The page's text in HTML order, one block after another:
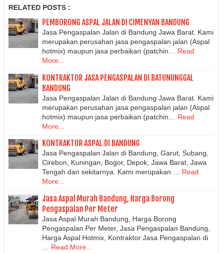
RELATED POSTS :
PEMBORONG ASPAL JALAN DI CIMENYAN BANDUNG
Jasa Pengaspalan Jalan di Bandung Jawa Barat. Kami
merupakan perusahan jasa pengaspalan jalan (Aspal
hotmix) maupun jasa perbaikan (patchin…
Read
More...
KONTRAKTOR JASA PENGASPALAN DI BATUNUNGGAL
BANDUNG
Jasa Pengaspalan Jalan di Bandung Jawa Barat. Kami
merupakan perusahan jasa pengaspalan jalan (Aspal
hotmix) maupun jasa perbaikan (patchin…
Read
More...
KONTRAKTOR ASPAL DI BANDUNG
Jasa Pengaspalan Jalan di Bandung, Garut, Subang,
Cirebon, Kuningan, Bogor, Depok, Jawa Barat, Jawa
Tengah dan sekitarnya. Kami merupakan …
Read
More...
Jasa Aspal Murah Bandung, Harga Borong
Pengaspalan Per Meter
Jasa Aspal Murah Bandung, Harga Borong
Pengaspalan Per Meter, Jasa Pengaspalan Bandung,
Harga Aspal Hotmix, Kontraktor Jasa Pengaspalan di
Read More...